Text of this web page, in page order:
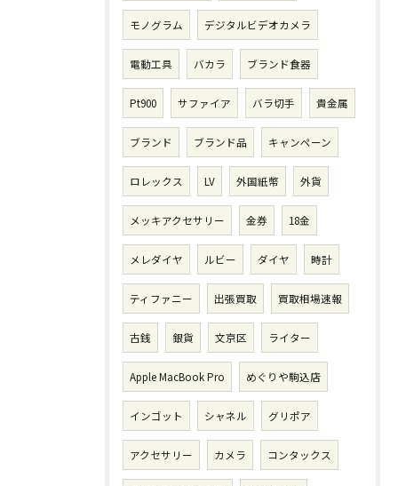
モノグラム デジタルビデオカメラ
電動工具 バカラ ブランド食器
Pt900 サファイア バラ切手 貴金属
ブランド ブランド品 キャンペーン
ロレックス LV 外国紙幣 外貨
メッキアクセサリー 金券 18金
メレダイヤ ルビー ダイヤ 時計
ティファニー 出張買取 買取相場速報
古銭 銀貨 文京区 ライター
Apple MacBook Pro めぐりや駒込店
インゴット シャネル グリポア
アクセサリー カメラ コンタックス